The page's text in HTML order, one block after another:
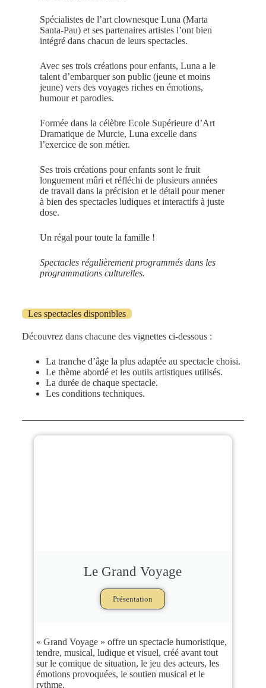
Spécialistes de l’art clownesque Luna (Marta
Santa-Pau) et ses partenaires artistes l’ont bien
intégré dans chacun de leurs spectacles.
Avec ses trois créations pour enfants, Luna a le
talent d’embarquer son public (jeune et moins
jeune) vers des voyages riches en émotions,
humour et parodies.
Formée dans la célèbre Ecole Supérieure d’Art
Dramatique de Murcie, Luna excelle dans
l’exercice de son métier.
Ses trois créations pour enfants sont le fruit
longuement mûri et réfléchi de plusieurs années
de travail dans la précision et le détail pour mener
à bien des spectacles ludiques et interactifs à juste
dose.
Un régal pour toute la famille !
Spectacles régulièrement programmés dans les
programmations culturelles.
Les spectacles disponibles
Découvrez dans chacune des vignettes ci-dessous :
La tranche d’âge la plus adaptée au spectacle choisi.
Le thème abordé et les outils artistiques utilisés.
La durée de chaque spectacle.
Les conditions techniques.
Le Grand Voyage
Présentation
« Grand Voyage » offre un spectacle humoristique,
tendre, musical, ludique et visuel, créé avant tout
sur le comique de situation, le jeu des acteurs, les
émotions provoquées, le soutien musical et le
rythme.